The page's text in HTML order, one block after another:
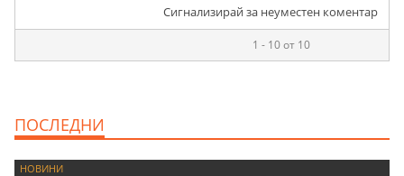
Сигнализирай за неуместен коментар
1 - 10 от 10
ПОСЛЕДНИ
НОВИНИ